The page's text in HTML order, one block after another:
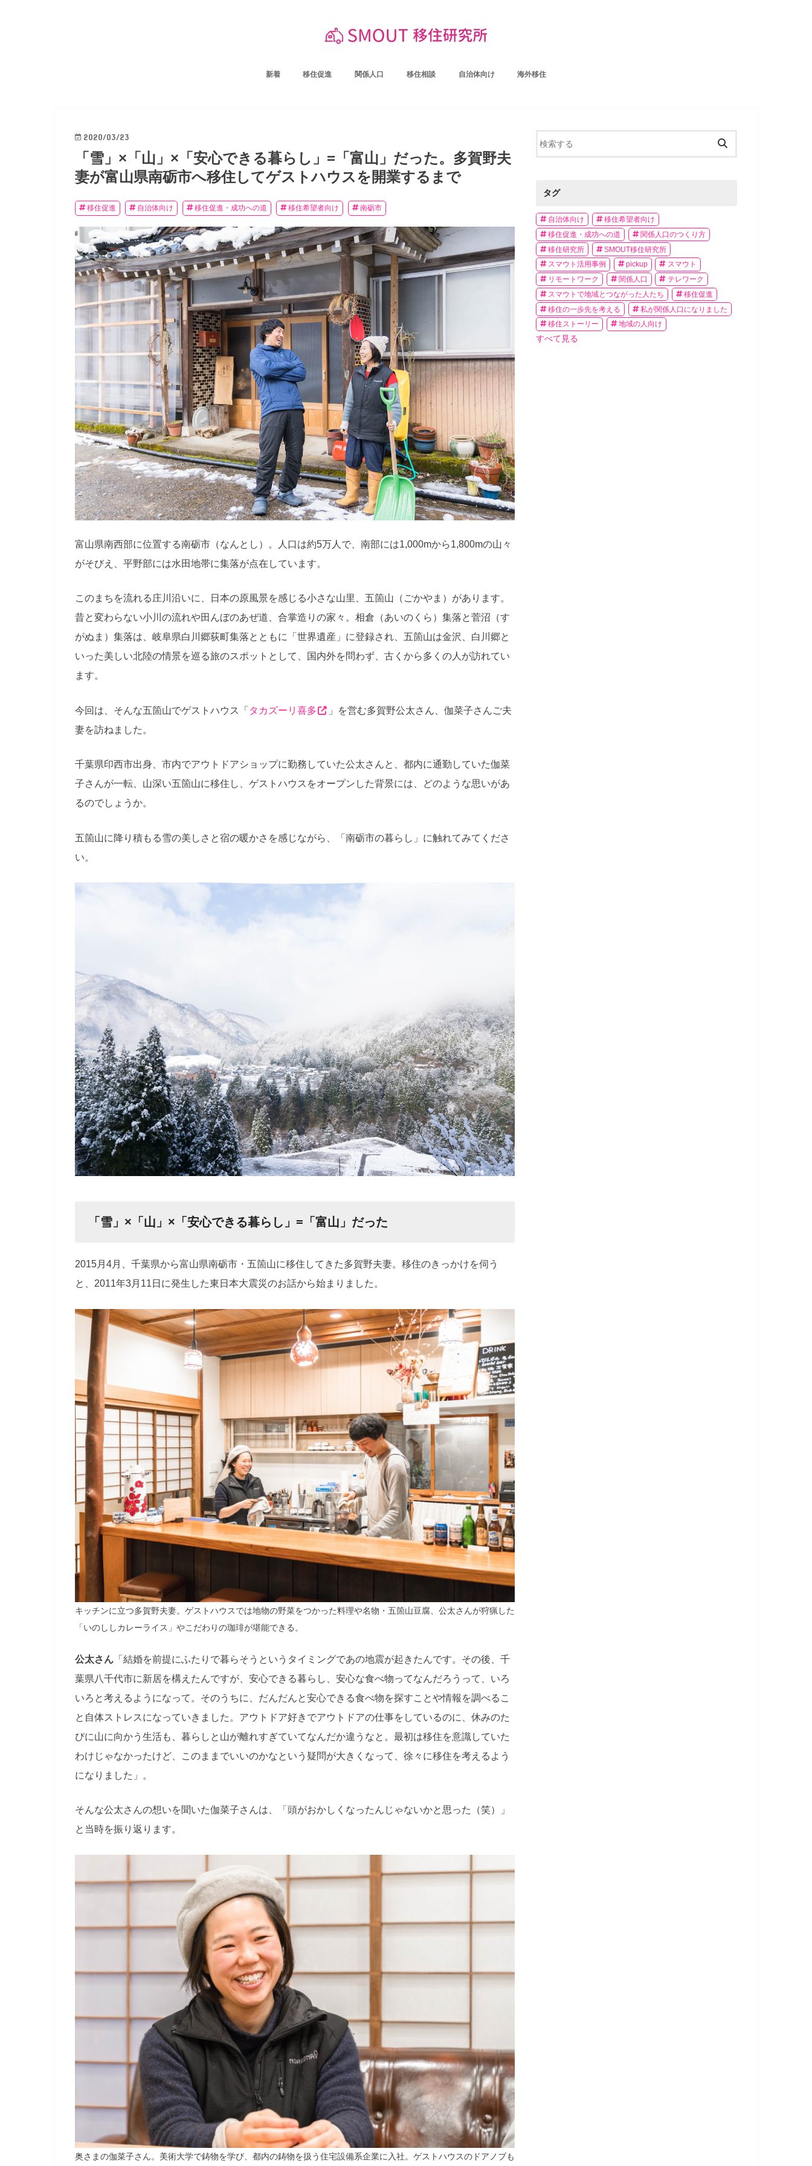
新着 移住促進 関係人口 移住相談 自治体向け 海外移住
2020/03/23
「雪」×「山」×「安心できる暮らし」=「富山」だった。多賀野夫
妻が富山県南砺市へ移住してゲストハウスを開業するまで
移住促進 自治体向け 移住促進・成功への道 移住希望者向け 南砺市
富山県南西部に位置する南砺市（なんとし）。人口は約5万人で、南部には1,000mから1,800mの山々
がそびえ、平野部には水田地帯に集落が点在しています。
このまちを流れる庄川沿いに、日本の原風景を感じる小さな山里、五箇山（ごかやま）があります。
昔と変わらない小川の流れや田んぼのあぜ道、合掌造りの家々。相倉（あいのくら）集落と菅沼（す
がぬま）集落は、岐阜県白川郷荻町集落とともに「世界遺産」に登録され、五箇山は金沢、白川郷と
いった美しい北陸の情景を巡る旅のスポットとして、国内外を問わず、古くから多くの人が訪れてい
ます。
今回は、そんな五箇山でゲストハウス「 タカズーリ喜多
」を営む多賀野公太さん、伽菜子さんご夫
妻を訪ねました。
千葉県印西市出身、市内でアウトドアショップに勤務していた公太さんと、都内に通勤していた伽菜
子さんが一転、山深い五箇山に移住し、ゲストハウスをオープンした背景には、どのような思いがあ
るのでしょうか。
五箇山に降り積もる雪の美しさと宿の暖かさを感じながら、「南砺市の暮らし」に触れてみてくださ
い。
「雪」×「山」×「安心できる暮らし」=「富山」だった
2015月4月、千葉県から富山県南砺市・五箇山に移住してきた多賀野夫妻。移住のきっかけを伺う
と、2011年3月11日に発生した東日本大震災のお話から始まりました。
キッチンに立つ多賀野夫妻。ゲストハウスでは地物の野菜をつかった料理や名物・五箇山豆腐、公太さんが狩猟した
「いのししカレーライス」やこだわりの珈琲が堪能できる。
公太さん 「結婚を前提にふたりで暮らそうというタイミングであの地震が起きたんです。その後、千
葉県八千代市に新居を構えたんですが、安心できる暮らし、安心な食べ物ってなんだろうって、いろ
いろと考えるようになって。そのうちに、だんだんと安心できる食べ物を探すことや情報を調べるこ
と自体ストレスになっていきました。アウトドア好きでアウトドアの仕事をしているのに、休みのた
びに山に向かう生活も、暮らしと山が離れすぎていてなんだか違うなと。最初は移住を意識していた
わけじゃなかったけど、このままでいいのかなという疑問が大きくなって、徐々に移住を考えるよう
になりました」。
そんな公太さんの想いを聞いた伽菜子さんは、「頭がおかしくなったんじゃないかと思った（笑）」
と当時を振り返ります。
奥さまの伽菜子さん。美術大学で鋳物を学び、都内の鋳物を扱う住宅設備系企業に入社。ゲストハウスのドアノブも
タグ
自治体向け
移住希望者向け
移住促進・成功への道
関係人口のつくり方
移住研究所
SMOUT移住研究所
スマウト活用事例
pickup
スマウト
リモートワーク
関係人口
テレワーク
スマウトで地域とつながった人たち
移住促進
移住の一歩先を考える
私が関係人口になりました
移住ストーリー
地域の人向け
すべて見る